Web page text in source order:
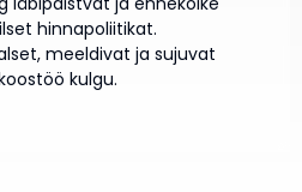
hinnapoliitikat.
meeldivat ja sujuvat
kulgu.